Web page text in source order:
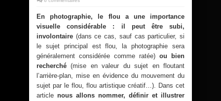
En photographie, le flou a une importance
visuelle considérable : il peut être subi,
involontaire (dans ce cas, sauf cas particulier, si
le sujet principal est flou, la photographie sera
généralement considérée comme ratée) ou bien
recherché (mise en valeur du sujet en floutant
l’arrière-plan, mise en évidence du mouvement du
sujet par le flou, flou artistique créatif…). Dans cet
article nous allons nommer, définir et illustrer